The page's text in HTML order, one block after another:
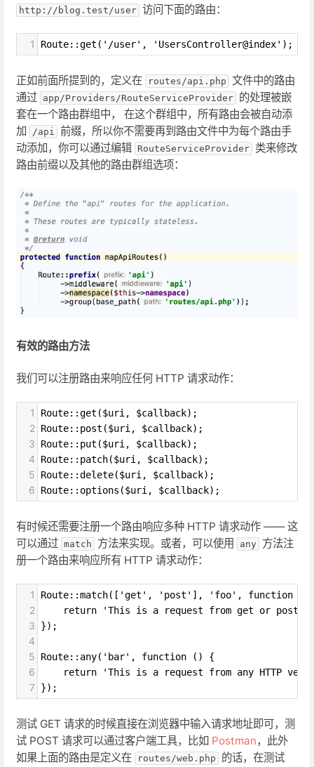
http://blog.test/user 访问下面的路由：
1 Route::get('/user', 'UsersController@index');
正如前面所提到的，定义在 routes/api.php 文件中的路由
通过 app/Providers/RouteServiceProvider 的处理被嵌
套在一个路由群组中， 在这个群组中，所有路由会被自动添
加
/api
前缀，所以你不需要再到路由文件中为每个路由手
动添加，你可以通过编辑 RouteServiceProvider 类来修改
路由前缀以及其他的路由群组选项：
有效的路由方法
我们可以注册路由来响应任何 HTTP 请求动作：
1 Route::get($uri, $callback);
2 Route::post($uri, $callback);
3 Route::put($uri, $callback);
4 Route::patch($uri, $callback);
5 Route::delete($uri, $callback);
6 Route::options($uri, $callback);
有时候还需要注册一个路由响应多种 HTTP 请求动作 —— 这
可以通过 match 方法来实现。或者，可以使用 any
方法注
册一个路由来响应所有 HTTP 请求动作：
1 Route::match(['get', 'post'], 'foo', function ()
2
    return 'This is a request from get or post';
3 });
4
5
Route::any('bar', function () {
6
return 'This is a request from any HTTP
7 });
测试 GET 请求的时候直接在浏览器中输入请求地址即可，测
试 POST 请求可以通过客户端工具，比如 Postman，此外
如果上面的路由是定义在
routes/web.php
的话，在测试